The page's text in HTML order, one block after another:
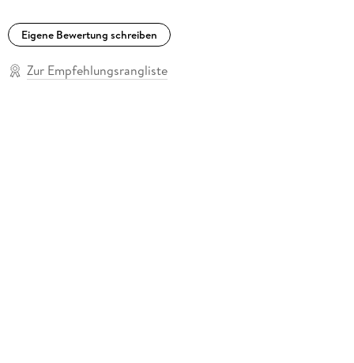
Eigene Bewertung schreiben
Zur Empfehlungsrangliste